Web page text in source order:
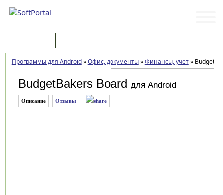
Программы для Android»Офис, документы»Финансы, учет»
BudgetBakers Board для Android
Описание Отзывы